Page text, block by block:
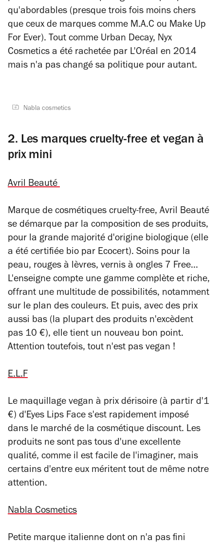
qu'abordables (presque trois fois moins chers
que ceux de marques comme M.A.C ou Make Up
For Ever). Tout comme Urban Decay, Nyx
Cosmetics a été rachetée par L'Oréal en 2014
mais n'a pas changé sa politique pour autant.
Nabla cosmetics
2. Les marques cruelty-free et vegan à
prix mini
Avril Beauté
Marque de cosmétiques cruelty-free, Avril Beauté
se démarque par la composition de ses produits,
pour la grande majorité d'origine biologique (elle
a été certifiée bio par Ecocert). Soins pour la
peau, rouges à lèvres, vernis à ongles 7 Free...
L'enseigne compte une gamme complète et riche,
offrant une multitude de possibilités, notamment
sur le plan des couleurs. Et puis, avec des prix
aussi bas (la plupart des produits n'excèdent
pas 10 €), elle tient un nouveau bon point.
Attention toutefois, tout n'est pas vegan !
E.L.F
Le maquillage vegan à prix dérisoire (à partir d'1
€) d'Eyes Lips Face s'est rapidement imposé
dans le marché de la cosmétique discount. Les
produits ne sont pas tous d'une excellente
qualité, comme il est facile de l'imaginer, mais
certains d'entre eux méritent tout de même notre
attention.
Nabla Cosmetics
Petite marque italienne dont on n'a pas fini